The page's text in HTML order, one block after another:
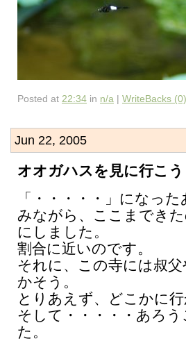
Posted at 22:34 in n/a | WriteBacks (0)
Jun 22, 2005
オオガハスを見に行こう
「・・・・・」になっ
みながら、ここまでき
にしました。
割合に近いのです。
それに、この寺には叔
かそう。
とりあえず、どこかに
そして・・・・・あろ
た。